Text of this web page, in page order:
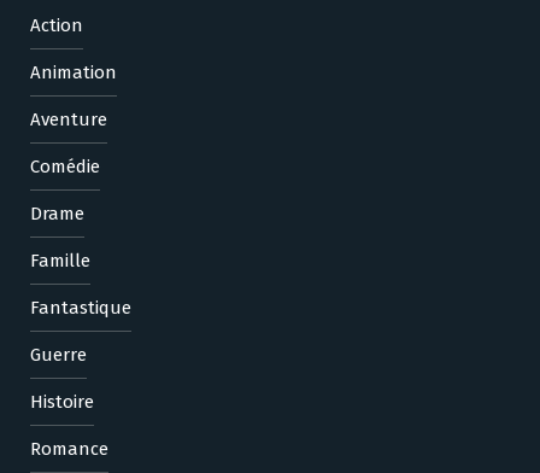
Action
Animation
Aventure
Comédie
Drame
Famille
Fantastique
Guerre
Histoire
Romance